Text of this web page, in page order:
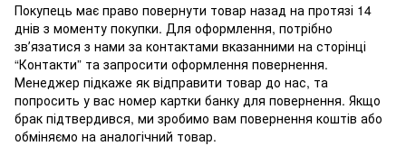
Покупець має право повернути товар назад на протязі 14
днів з моменту покупки. Для оформлення, потрібно
звʼязатися з нами за контактами вказанними на сторінці
“Контакти” та запросити оформлення повернення.
Менеджер підкаже як відправити товар до нас, та
попросить у вас номер картки банку для повернення. Якщо
брак підтвердився, ми зробимо вам повернення коштів або
обміняємо на аналогічний товар.